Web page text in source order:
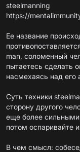
https://
Ее название
man, соломенный
пытаетесь сделать
насмехаясь над его
Суть техники
сторону другого
еще более
потом оспаривайте
В чем смысл: